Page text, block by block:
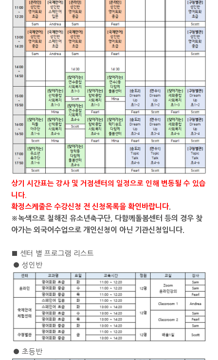
상기 시간표는 강사 및 거점센터의 일정으로 인해 변동될 수 있습
니다
확정스케줄은 수강신청 전 신청목록을 확인바랍니다
※녹색으로 칠해진 유소년축구단, 다함께돌봄센터 등의 경우 찾
아가는 외국어수업으로 개인신청이 아닌 기관신청입니다.
■ 센터 별 프로그램 리스트
● 성인반
● 초등반